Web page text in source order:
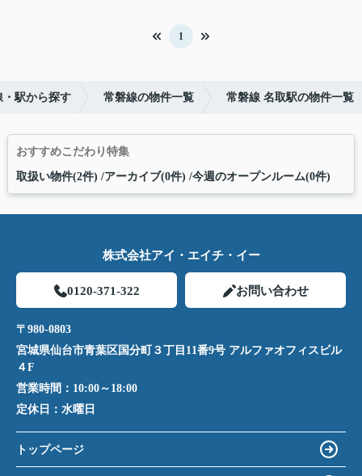
1
・駅から探す 常磐線の物件一覧 常磐線 名取駅の物件一覧
おすすめこだわり特集
取扱い物件(2件) アーカイブ(0件) 今週のオープンルーム(0件)
株式会社アイ・エイチ・イー
0120-371-322 お問い合わせ
〒980-0803
宮城県仙台市青葉区国分町３丁目11番9号 アルファオフィスビル
４F
営業時間： 10:00～18:00
定休日： 水曜日
トップページ